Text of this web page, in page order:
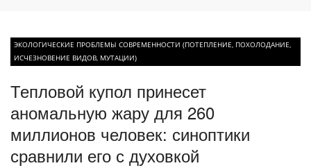
ЭКОЛОГИЧЕСКИЕ ПРОБЛЕМЫ СОВРЕМЕННОСТИ (ПОТЕПЛЕНИЕ, ПОХОЛОДАНИЕ,
ИСЧЕЗНОВЕНИЕ ВИДОВ, МУТАЦИИ)
Тепловой купол принесет
аномальную жару для 260
миллионов человек: синоптики
сравнили его с духовкой